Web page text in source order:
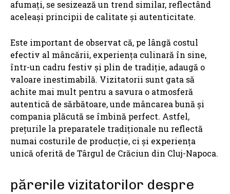
afumați, se sesizează un trend similar, reflectând
aceleași principii de calitate și autenticitate.
Este important de observat că, pe lângă costul
efectiv al mâncării, experiența culinară în sine,
într-un cadru festiv și plin de tradiție, adaugă o
valoare inestimabilă. Vizitatorii sunt gata să
achite mai mult pentru a savura o atmosferă
autentică de sărbătoare, unde mâncarea bună și
compania plăcută se îmbină perfect. Astfel,
prețurile la preparatele tradiționale nu reflectă
numai costurile de producție, ci și experiența
unică oferită de Târgul de Crăciun din Cluj-Napoca.
părerile vizitatorilor despre